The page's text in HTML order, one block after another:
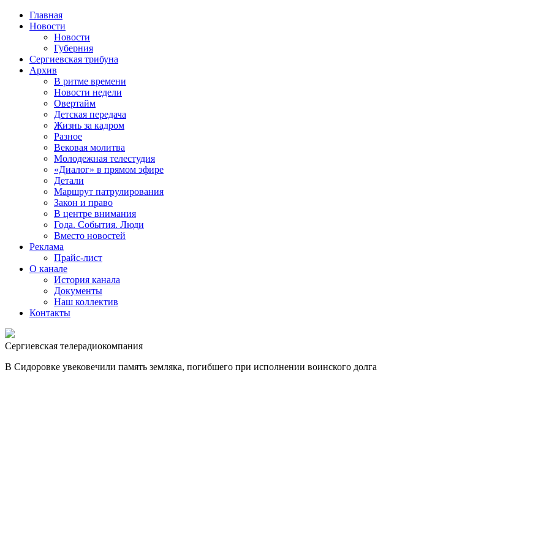
Главная
Новости
Новости
Губерния
Сергиевская трибуна
Архив
В ритме времени
Новости недели
Овертайм
Детская передача
Жизнь за кадром
Разное
Вековая молитва
Молодежная телестудия
«Диалог» в прямом эфире
Детали
Маршрут патрулирования
Закон и право
В центре внимания
Года. События. Люди
Вместо новостей
Реклама
Прайс-лист
О канале
История канала
Документы
Наш коллектив
Контакты
Сергиевская телерадиокомпания
В Сидоровке увековечили память земляка, погибшего при исполнении воинского долга